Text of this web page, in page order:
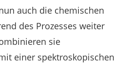
auch die chemischen
des Prozesses weiter
sie
einer spektroskopischen